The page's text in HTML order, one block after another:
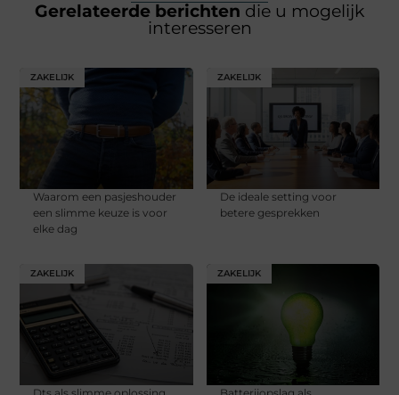
Gerelateerde berichten die u mogelijk
interesseren
ZAKELIJK
Waarom een pasjeshouder
een slimme keuze is voor
elke dag
ZAKELIJK
De ideale setting voor
betere gesprekken
ZAKELIJK ZAKELIJK